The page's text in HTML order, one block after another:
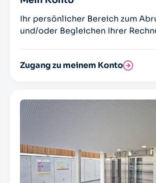
Ihr persönlicher Bereich zum
und/oder Begleichen Ihrer
Zugang zu meinem Konto